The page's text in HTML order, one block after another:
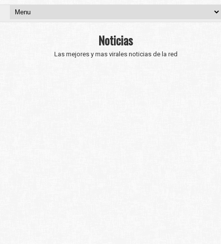
Noticias
Las mejores y mas virales noticias de la red